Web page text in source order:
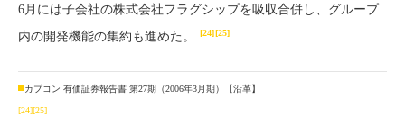
6月には子会社の株式会社フラグシップを吸収合併し、グループ
内の開発機能の集約も進めた。
[24][25]
カプコン 有価証券報告書 第27期（2006年3月期）【沿革】
[24][25]